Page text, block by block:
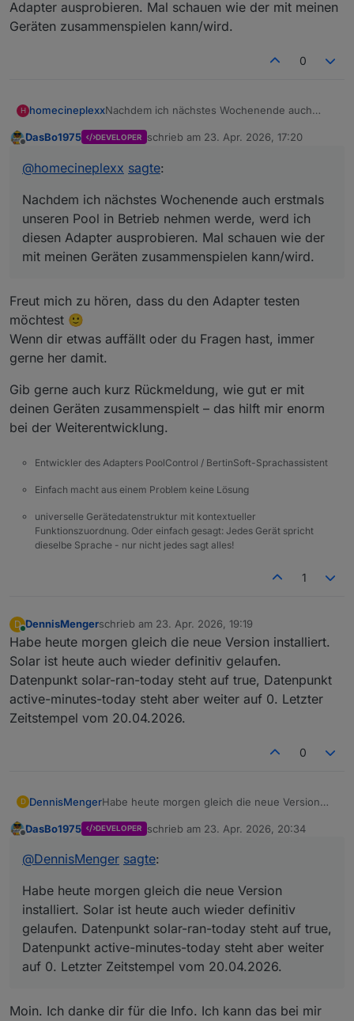
Adapter ausprobieren. Mal schauen wie der mit meinen
Geräten zusammenspielen kann/wird.
0
H homecineplexxNachdem ich nächstes Wochenende auch
werde, werd ich diesen Adapter ausprobieren.
zusammenspielen kann/wird.
DasBo1975 DEVELOPER schrieb am 23. Apr. 2026, 17:20
zuletzt editiert von
@homecineplexx sagte:
Nachdem ich nächstes Wochenende auch erstmals
unseren Pool in Betrieb nehmen werde, werd ich
diesen Adapter ausprobieren. Mal schauen wie der
mit meinen Geräten zusammenspielen kann/wird.
Freut mich zu hören, dass du den Adapter testen
möchtest 🙂
Wenn dir etwas auffällt oder du Fragen hast, immer
gerne her damit.
Gib gerne auch kurz Rückmeldung, wie gut er mit
deinen Geräten zusammenspielt – das hilft mir enorm
bei der Weiterentwicklung.
Entwickler des Adapters PoolControl / BertinSoft-Sprachassistent
Einfach macht aus einem Problem keine Lösung
universelle Gerätedatenstruktur mit kontextueller
Funktionszuordnung. Oder einfach gesagt: Jedes Gerät spricht
dieselbe Sprache - nur nicht jedes sagt alles!
1
D
Online
DennisMengerschrieb am 23. Apr. 2026, 19:19
zuletzt editiert von
Habe heute morgen gleich die neue Version installiert.
Solar ist heute auch wieder definitiv gelaufen.
Datenpunkt solar-ran-today steht auf true, Datenpunkt
active-minutes-today steht aber weiter auf 0. Letzter
Zeitstempel vom 20.04.2026.
0
D DennisMengerHabe heute morgen gleich die neue Version
gelaufen. Datenpunkt solar-ran-today steht auf
aber weiter auf 0. Letzter Zeitstempel vom
DasBo1975 DEVELOPER schrieb am 23. Apr. 2026, 20:34
zuletzt editiert von
@DennisMenger sagte:
Habe heute morgen gleich die neue Version
installiert. Solar ist heute auch wieder definitiv
gelaufen. Datenpunkt solar-ran-today steht auf true,
Datenpunkt active-minutes-today steht aber weiter
auf 0. Letzter Zeitstempel vom 20.04.2026.
Moin. Ich danke dir für die Info. Ich kann das bei mir